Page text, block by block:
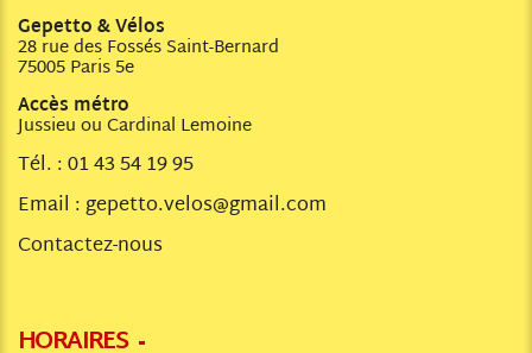
Gepetto & Vélos
28 rue des Fossés Saint-Bernard
75005 Paris 5e
Accès métro
Jussieu ou Cardinal Lemoine
Tél. :01 43 54 19 95
Email :gepetto.velos@gmail.com
Contactez-nous
HORAIRES